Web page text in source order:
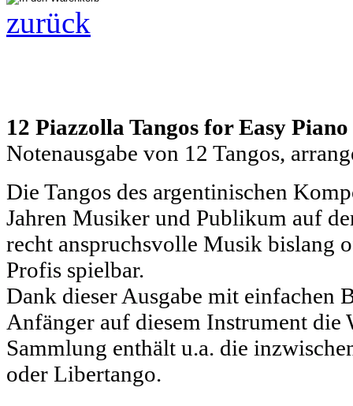
zurück
12 Piazzolla Tangos for Easy Piano
Notenausgabe von 12 Tangos,
Die Tangos des argentinischen
Jahren Musiker und Publikum auf
recht anspruchsvolle Musik bislang
Profis spielbar.
Dank dieser Ausgabe mit einfachen
Anfänger auf diesem Instrument die
Sammlung enthält u.a. die
oder Libertango.